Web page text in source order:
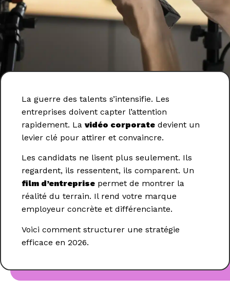
La guerre des talents s’intensifie. Les
entreprises doivent capter l’attention
rapidement. La vidéo corporate devient un
levier clé pour attirer et convaincre.
Les candidats ne lisent plus seulement. Ils
regardent, ils ressentent, ils comparent. Un
film d’entreprise permet de montrer la
réalité du terrain. Il rend votre marque
employeur concrète et différenciante.
Voici comment structurer une stratégie
efficace en 2026.